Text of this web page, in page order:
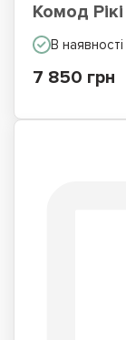
Комод Рікі
В наявності
7 850 грн